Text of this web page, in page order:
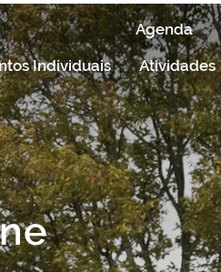
Agenda
Individuais Atividades